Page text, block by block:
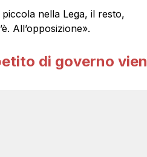
nella Lega, il resto,
All’opposizione».
di governo vien